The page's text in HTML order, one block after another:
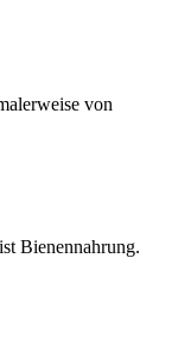
von
Bienennahrung.